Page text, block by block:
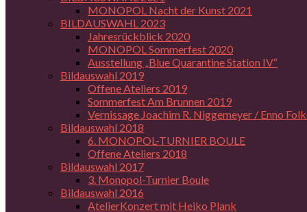
MONOPOL Nacht der Kunst 2021
BILDAUSWAHL 2023
Jahresrückblick 2020
MONOPOL Sommerfest 2020
Ausstellung „Blue Quarantine Station IV“
Bildauswahl 2019
Offene Ateliers 2019
Sommerfest Am Brunnen 2019
Vernissage Joachim R. Niggemeyer / Enno
Bildauswahl 2018
6. MONOPOL-TURNIER BOULE
Offene Ateliers 2018
Bildauswahl 2017
3. Monopol-Turnier Boule
Bildauswahl 2016
AtelierKonzert mit Heiko Plank